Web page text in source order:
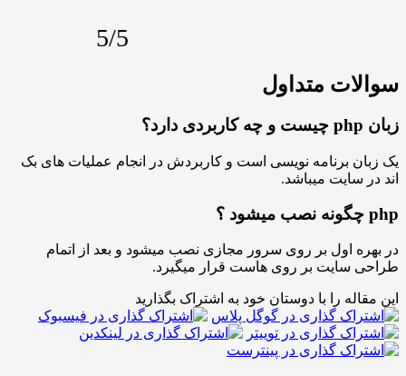
متداول
برنامه نویسی است و کاربردش در انجام عملیات های بک
میباشد.
اول بر روی سرور مجازی نصب میشود و بعد از اتمام
بر روی هاست قرار میگیرد.
را با دوستان خود به اشتراک بگذارید